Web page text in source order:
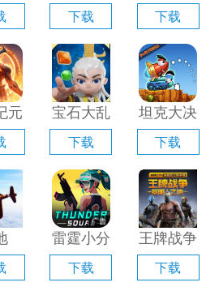
脑
模
电脑版
「含模拟
器」
下载
队电脑版
「含模拟
器」
下载
元
拟
宝石大乱
斗电脑版
「含模拟
器」
下载
坦克大决
战电脑版
「含模拟
器」
下载
含
雷霆小分
队电脑版
「含模拟
下载
王牌战争
手游电脑
版「含模
下载